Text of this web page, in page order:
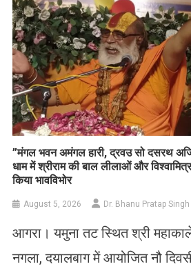
​”मंगल भवन अमंगल हारी, द्रवउ सो दसरथ
धाम में श्रीराम की बाल लीलाओं और
किया भावविभोर
August 5, 2026 Dr. Bhanu Pratap Singh
आगरा। यमुना तट स्थित श्री
नगला, दयालबाग में आयोजित नौ